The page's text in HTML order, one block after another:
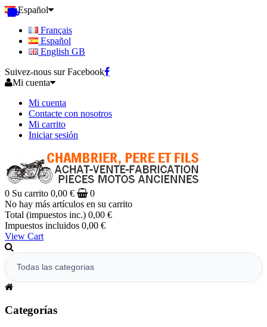
Español
Français
Español
English GB
Suivez-nous sur Facebook
Mi cuenta
Mi cuenta
Contacte con nosotros
Mi carrito
Iniciar sesión
0 Su carrito 0,00 €
0
No hay más artículos en su carrito
Total (impuestos inc.) 0,00 €
Impuestos incluidos 0,00 €
View Cart
Categorías